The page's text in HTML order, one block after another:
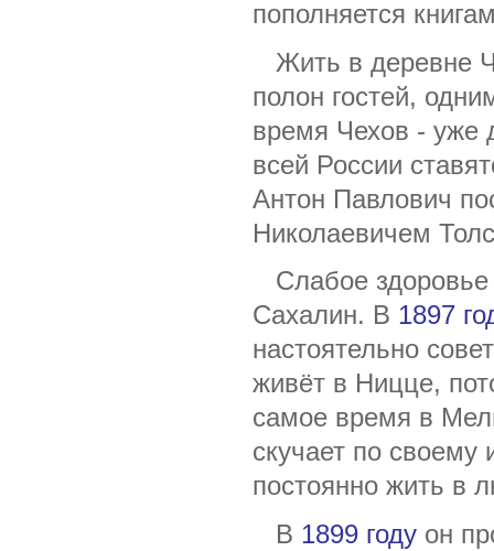
пополняется
Жить в деревне
полон гостей,
время Чехов - уже
всей России
Антон Павлович
Николаевичем
Слабое здоровье
Сахалин. В 1897
настоятельно
живёт в Ницце,
самое время в
скучает по
постоянно жить в
В 1899 годуон